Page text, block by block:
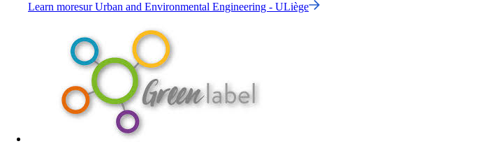
Learn moresurUrban and Environmental Engineering - ULiège